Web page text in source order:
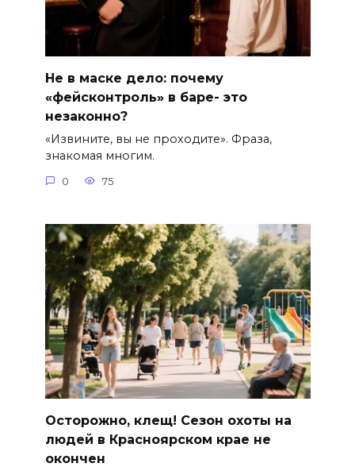
Не в маске дело: почему
«фейсконтроль» в баре- это
незаконно?
«Извините, вы не проходите». Фраза,
знакомая многим.
0 75
Осторожно, клещ! Сезон охоты на
людей в Красноярском крае не
окончен